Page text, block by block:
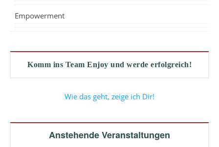
Empowerment
Komm ins Team Enjoy und werde erfolgreich!
Wie das geht, zeige ich Dir!
Anstehende Veranstaltungen